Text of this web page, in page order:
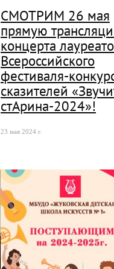
СМОТРИМ 26 мая
прямую
концерта
Всероссийского
фестиваля-
сказителей
стАрина-2024»!
23 мая 2024 г.